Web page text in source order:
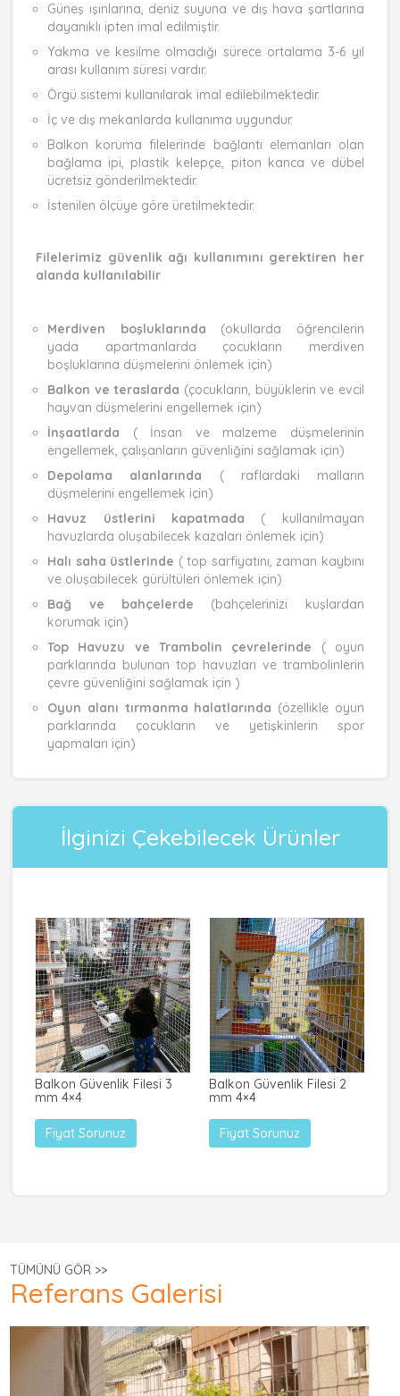
Güneş ışınlarına, deniz suyuna ve dış hava şartlarına
dayanıklı ipten imal edilmiştir.
Yakma ve kesilme olmadığı sürece ortalama 3-6 yıl
arası kullanım süresi vardır.
Örgü sistemi kullanılarak imal edilebilmektedir.
İç ve dış mekanlarda kullanıma uygundur.
Balkon koruma filelerinde bağlantı elemanları olan
bağlama ipi, plastik kelepçe, piton kanca ve dübel
ücretsiz gönderilmektedir.
İstenilen ölçüye göre üretilmektedir.
Filelerimiz güvenlik ağı kullanımını gerektiren her
alanda kullanılabilir
Merdiven boşluklarında (okullarda öğrencilerin
yada apartmanlarda çocukların merdiven
boşluklarına düşmelerini önlemek için)
Balkon ve teraslarda (çocukların, büyüklerin ve evcil
hayvan düşmelerini engellemek için)
İnşaatlarda ( İnsan ve malzeme düşmelerinin
engellemek, çalışanların güvenliğini sağlamak için)
Depolama alanlarında ( raflardaki malların
düşmelerini engellemek için)
Havuz üstlerini kapatmada ( kullanılmayan
havuzlarda oluşabilecek kazaları önlemek için)
Halı saha üstlerinde ( top sarfiyatını, zaman kaybını
ve oluşabilecek gürültüleri önlemek için)
Bağ ve bahçelerde (bahçelerinizi kuşlardan
korumak için)
Top Havuzu ve Trambolin çevrelerinde ( oyun
parklarında bulunan top havuzları ve trambolinlerin
çevre güvenliğini sağlamak için )
Oyun alanı tırmanma halatlarında (özellikle oyun
parklarında çocukların ve yetişkinlerin spor
yapmaları için)
İlginizi Çekebilecek Ürünler
Balkon Güvenlik Filesi 3
mm 4×4
Fiyat Sorunuz
Balkon Güvenlik Filesi 2
mm 4×4
Fiyat Sorunuz
Referans Galerisi
TÜMÜNÜ GÖR >>